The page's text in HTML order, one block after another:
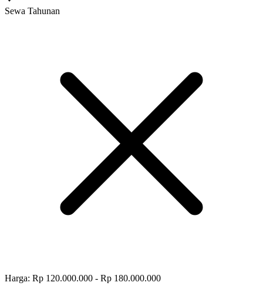
Sewa Tahunan
Harga: Rp 120.000.000 - Rp 180.000.000